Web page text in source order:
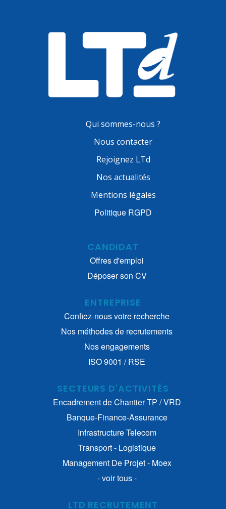
Qui sommes-nous ?
Nous contacter
Rejoignez LTd
Nos actualités
Mentions légales
Politique RGPD
CANDIDAT
Offres d'emploi
Déposer son CV
ENTREPRISE
Confiez-nous votre recherche
Nos méthodes de recrutements
Nos engagements
ISO 9001 / RSE
SECTEURS D'ACTIVITÉS
Encadrement de Chantier TP / VRD
Banque-Finance-Assurance
Infrastructure Telecom
Transport - Logistique
Management De Projet - Moex
- voir tous -
LTD RECRUTEMENT